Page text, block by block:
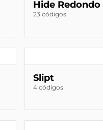
Hide Redondo
23 códigos
Slipt
4 códigos